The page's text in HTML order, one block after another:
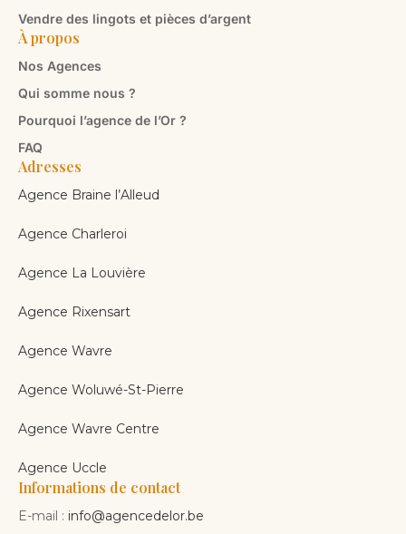
Vendre des lingots et pièces d’argent
À propos
Nos Agences
Qui somme nous ?
Pourquoi l’agence de l’Or ?
FAQ
Adresses
Agence Braine l’Alleud
Agence Charleroi
Agence La Louvière
Agence Rixensart
Agence Wavre
Agence Woluwé-St-Pierre
Agence Wavre Centre
Agence Uccle
Informations de contact
E-mail : info@agencedelor.be